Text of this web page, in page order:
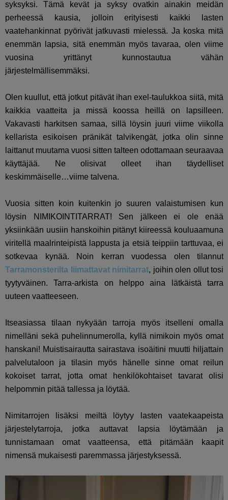
syksyksi. Tämä kevät ja syksy ovatkin ainakin meidän
perheessä kausia, jolloin erityisesti kaikki lasten
vaatehankinnat pyörivät jatkuvasti mielessä. Ja koska mitä
enemmän lapsia, sitä enemmän myös tavaraa, olen viime
vuosina yrittänyt kunnostautua vähän
järjestelmällisemmäksi.
Olen kuullut, että jotkut pitävät ihan exel-taulukkoa siitä, mitä
kaikkia vaatteita ja missä koossa heillä on lapsilleen.
Vakavasti harkitsen samaa, sillä löysin juuri viime viikolla
kellarista esikoisen pränikät talvikengät, jotka olin sinne
laittanut muutama vuosi sitten talteen odottamaan seuraavaa
käyttäjää. Ne olisivat olleet ihan täydelliset
keskimmäiselle…viime talvena.
Vuosia sitten koin kuitenkin jo suuren valaistumisen kun
löysin NIMIKOINTITARRAT! Sen jälkeen ei ole enää
yksiinkään uusiin hanskoihin pitänyt kiireessä kouluaamuna
viritellä maalrinteipistä lappusta ja etsiä teippiin tarttuvaa, ei
sotkevaa kynää. Noin kerran vuodessa olen tilannut
Tarramonsterilta liimattavat nimitarrat, joihin olen ollut tosi
tyytyväinen. Tarra-arkista on helppo aina lätkäistä tarra
uuteen vaatteeseen.
Itseasiassa tilaan nykyään tarroja myös itselleni omalla
nimelläni sekä puhelinnumerolla, kyllä nimikoin myös omat
hanskani! Muistisairautta sairastava isoäitini muutti hiljattain
palvelutaloon ja tilasin myös hänelle sinne omat reilun
kokoiset tarrat, jotta omat henkilökohtaiset tavarat olisi
helpommin pitää tallessa ja löytää.
Nimitarrojen lisäksi meiltä löytyy lasten vaatekaapeista
järjestelytarroja, jotka auttavat lapsia löytämään ja
tunnistamaan omat vaatteensa, että pitämään kaapit
nimensä mukaisesti paremmassa järjestyksessä.